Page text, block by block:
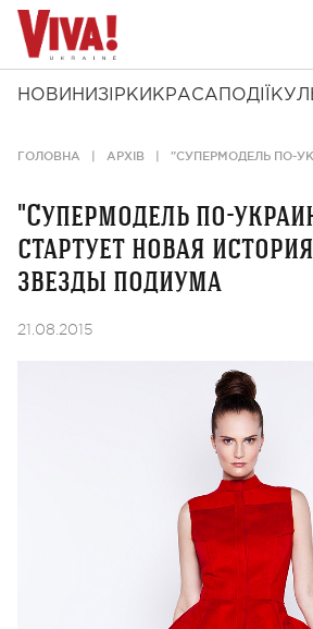
НОВИНИ ЗІРКИ КРАСА ПОДІЇ
ГОЛОВНА АРХІВ "СУПЕРМОДЕЛЬ ПО-
"Супермодель по-
стартует новая
звезды подиума
21.08.2015